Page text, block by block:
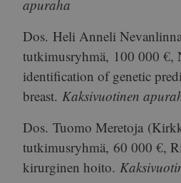
apuraha
Dos. Heli Anneli
tutkimusryhmä, 100 000 €,
identification of genetic
breast. Kaksivuotinen
Dos. Tuomo Meretoja
tutkimusryhmä, 60 000 €,
kirurginen hoito.